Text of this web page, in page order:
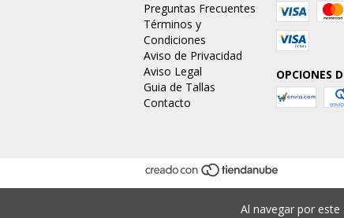
Al navegar por este
Preguntas Frecuentes
Términos y
Condiciones
Aviso de Privacidad
Aviso Legal
Guia de Tallas
Contacto
OPCIONES